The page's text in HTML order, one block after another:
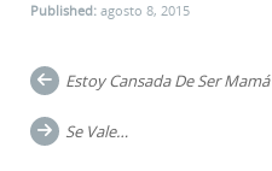
Published: agosto 8, 2015
Post
navigation
Estoy Cansada De Ser Mamá
Se Vale…